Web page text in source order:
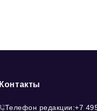
Контакты
Телефон редакции:+7